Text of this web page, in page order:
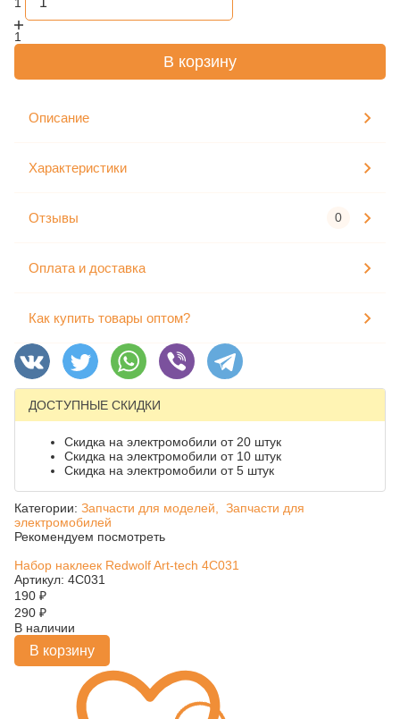
1
В корзину
Описание
Характеристики
Отзывы 0
Оплата и доставка
Как купить товары оптом?
ДОСТУПНЫЕ СКИДКИ
Скидка на электромобили от 20 штук
Скидка на электромобили от 10 штук
Скидка на электромобили от 5 штук
Категории: Запчасти для моделей,
Запчасти для
электромобилей
Рекомендуем посмотреть
Набор наклеек Redwolf Art-tech 4C031
Артикул: 4C031
190 ₽
290 ₽
В наличии
В корзину